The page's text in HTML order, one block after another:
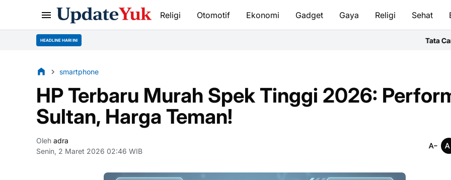
Religi Otomotif Ekonomi Gadget Gaya Religi Sehat
HEADLINE HARI INI Tata Cara Bersuci &
smartphone
HP Terbaru Murah Spek Tinggi 2026:
Sultan, Harga Teman!
Oleh adra
Senin, 2 Maret 2026 02:46 WIB